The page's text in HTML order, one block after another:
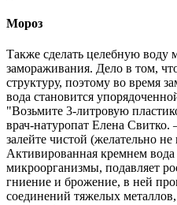
Мороз
Также сделать целебную воду
замораживания. Дело в том,
структуру, поэтому во время
вода становится
"Возьмите 3-литровую
врач-натуропат Елена
залейте чистой (желательно
Активированная кремнем вода
микроорганизмы, подавляет
гниение и брожение, в ней
соединений тяжелых